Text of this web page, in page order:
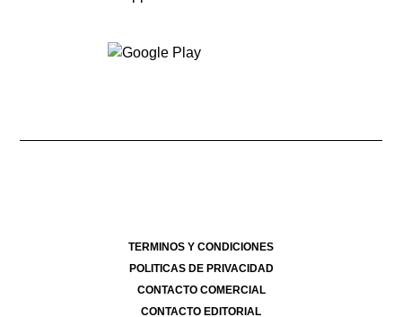
TERMINOS Y CONDICIONES
POLITICAS DE PRIVACIDAD
CONTACTO COMERCIAL
CONTACTO EDITORIAL